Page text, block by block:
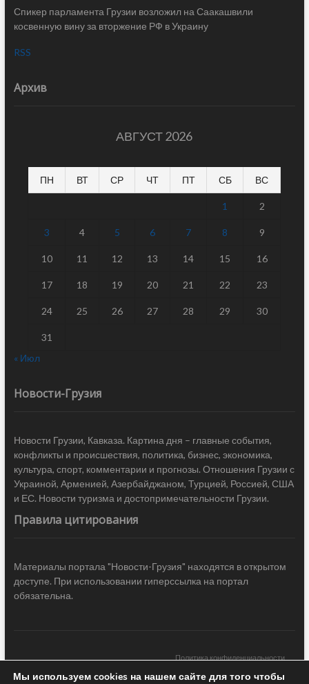
Спикер парламента Грузии возложил на Саакашвили
косвенную вину за вторжение РФ в Украину
RSS
Архив
АВГУСТ 2026
ПН ВТ СР ЧТ ПТ СБ ВС
1 2
3 4 5 6 7 8 9
10 11 12 13 14 15 16
17 18 19 20 21 22 23
24 25 26 27 28 29 30
31
« Июл
Новости-Грузия
Новости Грузии, Кавказа. Картина дня – главные события,
конфликты и происшествия, политика, бизнес, экономика,
культура, спорт, комментарии и прогнозы. Отношения Грузии с
Украиной, Арменией, Азербайджаном, Турцией, Россией, США
и ЕС. Новости туризма и достопримечательности Грузии.
Правила цитирования
Материалы портала "Новости-Грузия" находятся в открытом
доступе. При использовании гиперссылка на портал
обязательна.
Политика конфиденциальности
Мы используем cookies на нашем сайте для того чтобы